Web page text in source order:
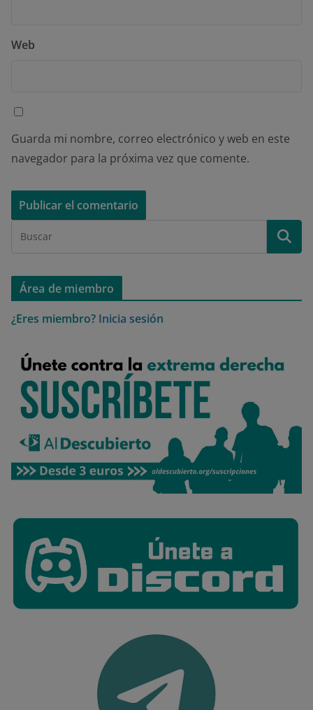
Web
Guarda mi nombre, correo electrónico y web en este
navegador para la próxima vez que comente.
Área de miembro
¿Eres miembro? Inicia sesión